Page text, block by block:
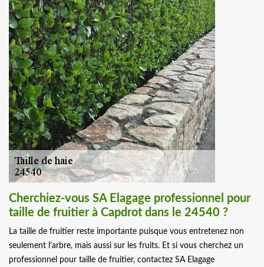
Cherchiez-vous SA Elagage professionnel pour
taille de fruitier à Capdrot dans le 24540 ?
La taille de fruitier reste importante puisque vous entretenez non
seulement l’arbre, mais aussi sur les fruits. Et si vous cherchez un
professionnel pour taille de fruitier, contactez SA Elagage